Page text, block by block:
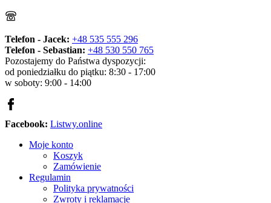
Telefon - Jacek: +48 535 555 296
Telefon - Sebastian: +48 530 550 765
Pozostajemy do Państwa dyspozycji:
od poniedziałku do piątku: 8:30 - 17:00
w soboty: 9:00 - 14:00
Facebook: Listwy.online
Moje konto
Koszyk
Zamówienie
Regulamin
Polityka prywatności
Zwroty i reklamacje